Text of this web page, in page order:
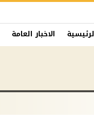
الاخبار العامة